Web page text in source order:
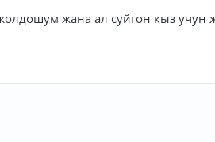
жана ал суйгон кыз учун